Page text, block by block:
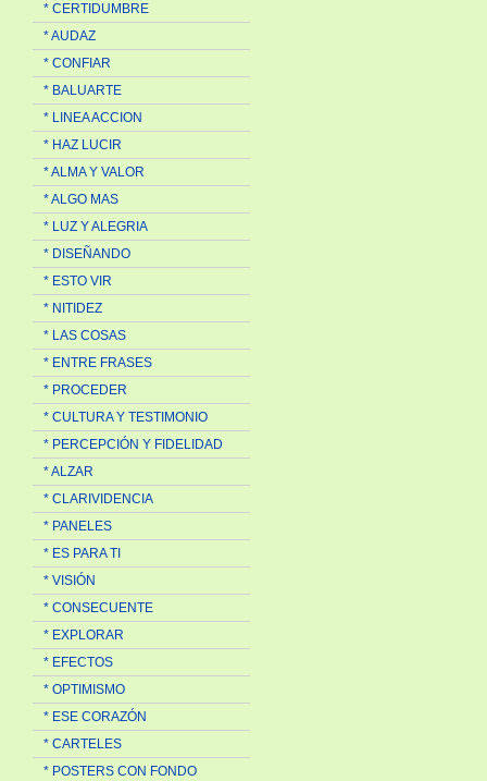
* CERTIDUMBRE
* AUDAZ
* CONFIAR
* BALUARTE
* LINEA ACCION
* HAZ LUCIR
* ALMA Y VALOR
* ALGO MAS
* LUZ Y ALEGRIA
* DISEÑANDO
* ESTO VIR
* NITIDEZ
* LAS COSAS
* ENTRE FRASES
* PROCEDER
* CULTURA Y TESTIMONIO
* PERCEPCIÓN Y FIDELIDAD
* ALZAR
* CLARIVIDENCIA
* PANELES
* ES PARA TI
* VISIÓN
* CONSECUENTE
* EXPLORAR
* EFECTOS
* OPTIMISMO
* ESE CORAZÓN
* CARTELES
* POSTERS CON FONDO